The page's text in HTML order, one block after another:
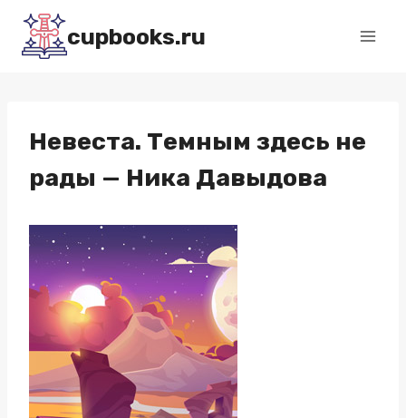
Перейти
содержимому
cupbooks.ru
Невеста. Темным здесь не
рады — Ника Давыдова